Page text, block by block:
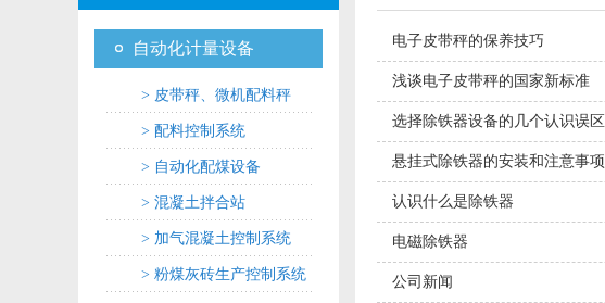
自动化计量设备
> 皮带秤、微机配料秤
> 配料控制系统
> 自动化配煤设备
> 混凝土拌合站
> 加气混凝土控制系统
> 粉煤灰砖生产控制系统
电子皮带秤的保养技巧
浅谈电子皮带秤的国家新标准
选择除铁器设备的几个认识误区
悬挂式除铁器的安装和注意事项
认识什么是除铁器
电磁除铁器
公司新闻